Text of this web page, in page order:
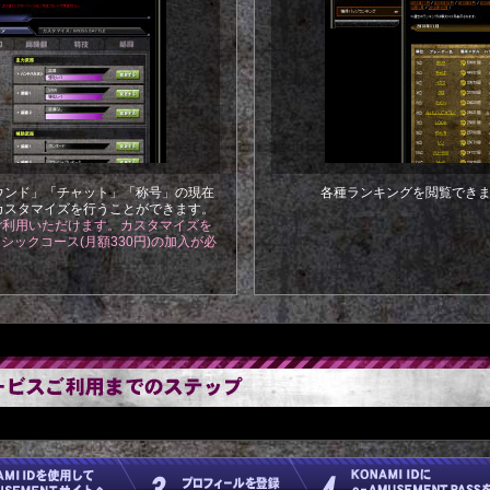
ド」「チャット」「称号」の現在
タマイズを行うことができます。
用いただけます。カスタマイズを
ックコース(月額330円)の加入が必
各種ランキングを閲覧でき